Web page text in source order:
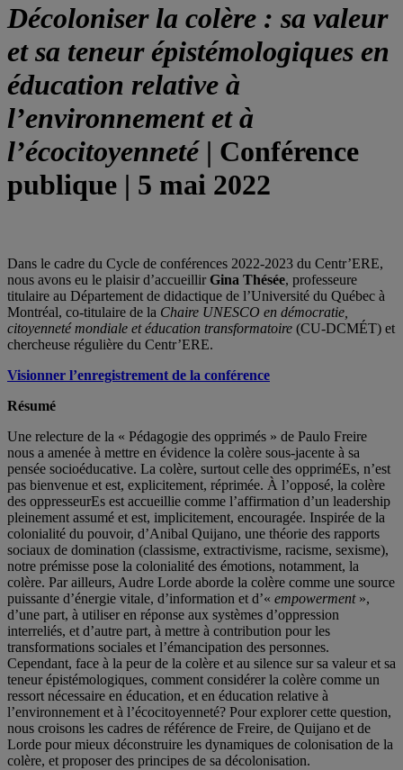
Décoloniser la colère : sa valeur
et sa teneur épistémologiques en
éducation relative à
l’environnement et à
l’écocitoyenneté| Conférence
publique | 5 mai 2022
Dans le cadre du Cycle de conférences 2022-2023 du Centr’ERE,
nous avons eu le plaisir d’accueillirGina Thésée, professeure
titulaire au Département de didactique de l’Université du Québec à
Montréal, co-titulaire de la Chaire UNESCO en démocratie,
citoyenneté mondiale et éducation transformatoire (CU-DCMÉT) et
chercheuse régulière du Centr’ERE.
Visionner l’enregistrement de la conférence
Résumé
Une relecture de la « Pédagogie des opprimés » de Paulo Freire
nous a amenée à mettre en évidence la colère sous-jacente à sa
pensée socioéducative. La colère, surtout celle des oppriméEs, n’est
pas bienvenue et est, explicitement, réprimée. À l’opposé, la colère
des oppresseurEs est accueillie comme l’affirmation d’un leadership
pleinement assumé et est, implicitement, encouragée. Inspirée de la
colonialité du pouvoir, d’Anibal Quijano, une théorie des rapports
sociaux de domination (classisme, extractivisme, racisme, sexisme),
notre prémisse pose la colonialité des émotions, notamment, la
colère. Par ailleurs, Audre Lorde aborde la colère comme une source
puissante d’énergie vitale, d’information et d’« empowerment»,
d’une part, à utiliser en réponse aux systèmes d’oppression
interreliés, et d’autre part, à mettre à contribution pour les
transformations sociales et l’émancipation des personnes.
Cependant, face à la peur de la colère et au silence sur sa valeur et sa
teneur épistémologiques, comment considérer la colère comme un
ressort nécessaire en éducation, et en éducation relative à
l’environnement et à l’écocitoyenneté? Pour explorer cette question,
nous croisons les cadres de référence de Freire, de Quijano et de
Lorde pour mieux déconstruire les dynamiques de colonisation de la
colère, et proposer des principes de sa décolonisation.